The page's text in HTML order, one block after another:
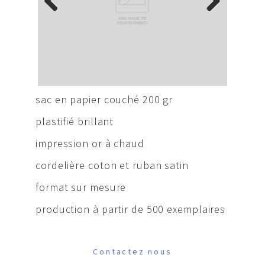
sac en papier couché 200 gr
plastifié brillant
impression or à chaud
cordelière coton et ruban satin
format sur mesure
production à partir de 500 exemplaires
Contactez nous